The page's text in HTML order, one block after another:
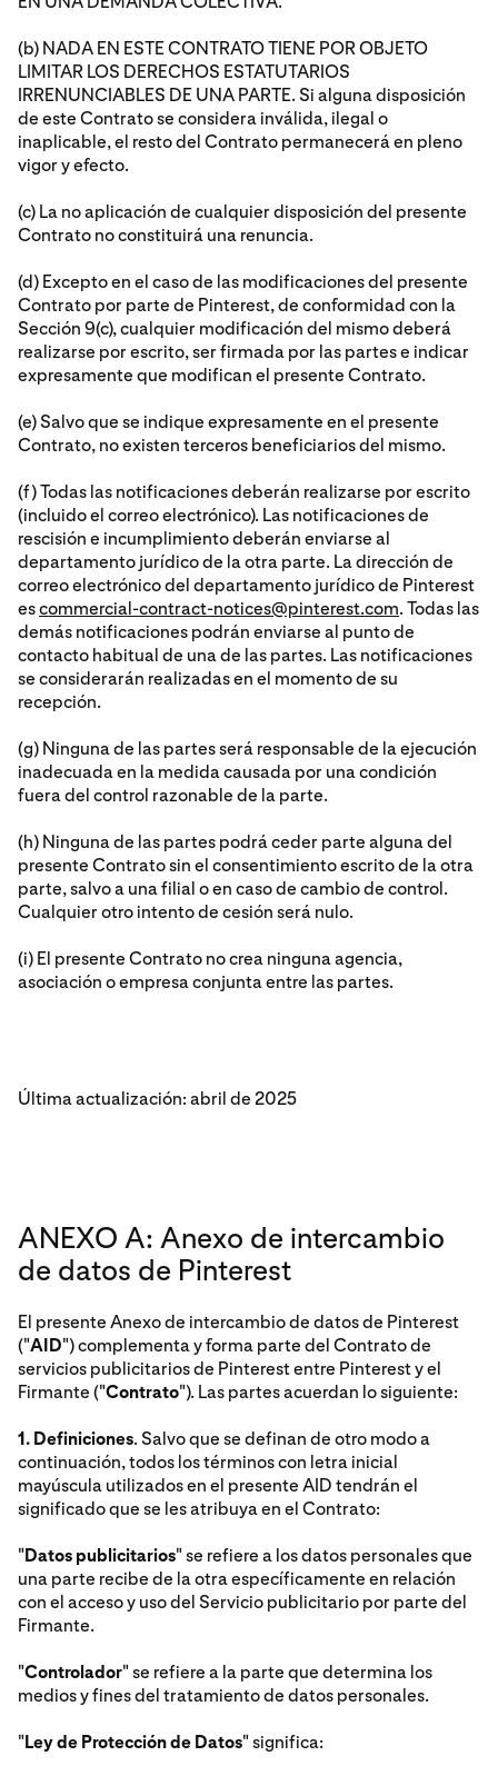
(b) NADA EN ESTE CONTRATO TIENE POR OBJETO
LIMITAR LOS DERECHOS ESTATUTARIOS
IRRENUNCIABLES DE UNA PARTE. Si alguna disposición
de este Contrato se considera inválida, ilegal o
inaplicable, el resto del Contrato permanecerá en pleno
vigor y efecto.
(c) La no aplicación de cualquier disposición del presente
Contrato no constituirá una renuncia.
(d) Excepto en el caso de las modificaciones del presente
Contrato por parte de Pinterest, de conformidad con la
Sección 9(c), cualquier modificación del mismo deberá
realizarse por escrito, ser firmada por las partes e indicar
expresamente que modifican el presente Contrato.
(e) Salvo que se indique expresamente en el presente
Contrato, no existen terceros beneficiarios del mismo.
(f) Todas las notificaciones deberán realizarse por escrito
(incluido el correo electrónico). Las notificaciones de
rescisión e incumplimiento deberán enviarse al
departamento jurídico de la otra parte. La dirección de
correo electrónico del departamento jurídico de Pinterest
escommercial-contract-notices@pinterest.com. Todas las
demás notificaciones podrán enviarse al punto de
contacto habitual de una de las partes. Las notificaciones
se considerarán realizadas en el momento de su
recepción.
(g) Ninguna de las partes será responsable de la ejecución
inadecuada en la medida causada por una condición
fuera del control razonable de la parte.
(h) Ninguna de las partes podrá ceder parte alguna del
presente Contrato sin el consentimiento escrito de la otra
parte, salvo a una filial o en caso de cambio de control.
Cualquier otro intento de cesión será nulo.
(i) El presente Contrato no crea ninguna agencia,
asociación o empresa conjunta entre las partes.
Última actualización: abril de 2025
ANEXO A: Anexo de intercambio
de datos de Pinterest
El presente Anexo de intercambio de datos de Pinterest
("AID") complementa y forma parte del Contrato de
servicios publicitarios de Pinterest entre Pinterest y el
Firmante ("Contrato"). Las partes acuerdan lo siguiente:
1. Definiciones. Salvo que se definan de otro modo a
continuación, todos los términos con letra inicial
mayúscula utilizados en el presente AID tendrán el
significado que se les atribuya en el Contrato:
"Datos publicitarios" se refiere a los datos personales que
una parte recibe de la otra específicamente en relación
con el acceso y uso del Servicio publicitario por parte del
Firmante.
"Controlador" se refiere a la parte que determina los
medios y fines del tratamiento de datos personales.
"Ley de Protección de Datos" significa: